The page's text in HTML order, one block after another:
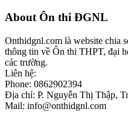
Footer
About Ôn thi ĐGNL
Onthidgnl.com là website chia
thông tin về Ôn thi THPT, đại
các trường.
Liên hệ:
Phone: 0862902394
Địa chỉ: P. Nguyễn Thị Thập,
Mail: info@onthidgnl.com